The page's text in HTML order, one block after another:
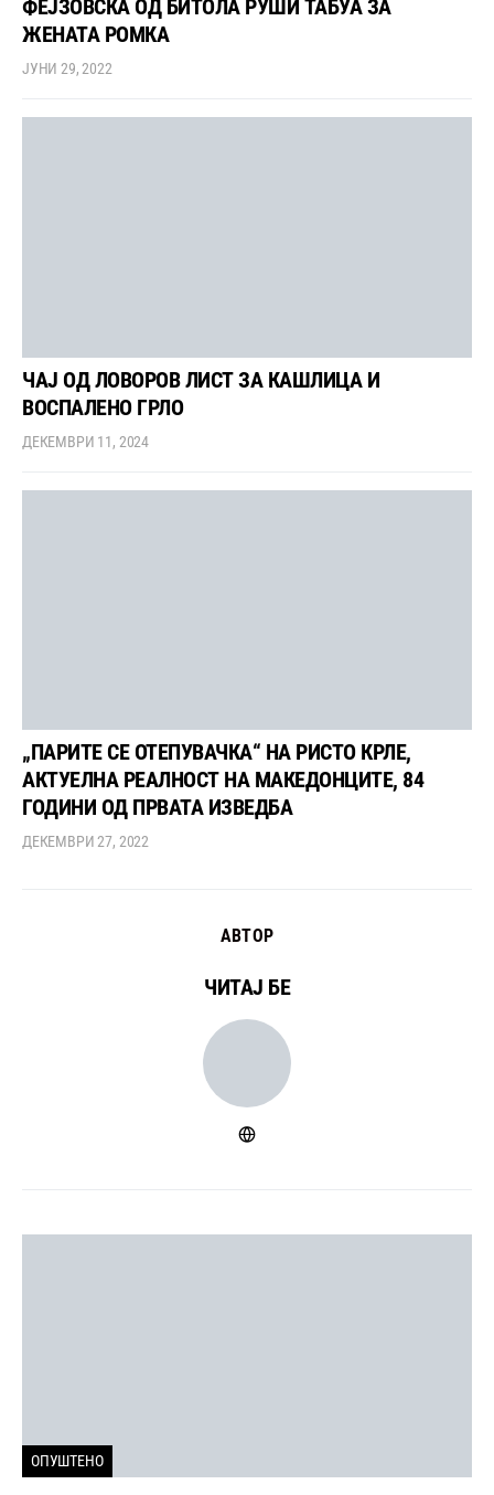
ФЕЈЗОВСКА ОД БИТОЛА РУШИ ТАБУА ЗА
ЖЕНАТА РОМКА
ЈУНИ 29, 2022
ЧАЈ ОД ЛОВОРОВ ЛИСТ ЗА КАШЛИЦА И
ВОСПАЛЕНО ГРЛО
ДЕКЕМВРИ 11, 2024
„ПАРИТЕ СЕ ОТЕПУВАЧКА“ НА РИСТО КРЛЕ,
АКТУЕЛНА РЕАЛНОСТ НА МАКЕДОНЦИТЕ, 84
ГОДИНИ ОД ПРВАТА ИЗВЕДБА
ДЕКЕМВРИ 27, 2022
АВТОР
ЧИТАЈ БЕ
ОПУШТЕНО